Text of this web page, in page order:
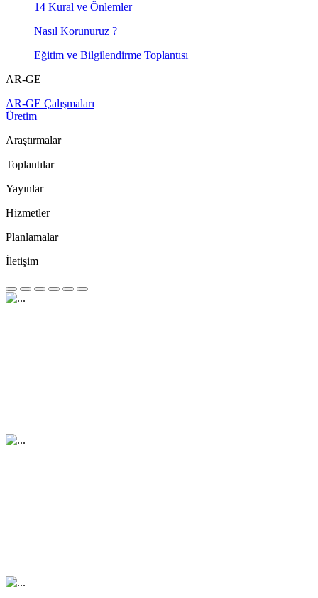
14 Kural ve Önlemler
Nasıl Korunuruz ?
Eğitim ve Bilgilendirme Toplantısı
AR-GE
AR-GE Çalışmaları
Üretim
Araştırmalar
Toplantılar
Yayınlar
Hizmetler
Planlamalar
İletişim